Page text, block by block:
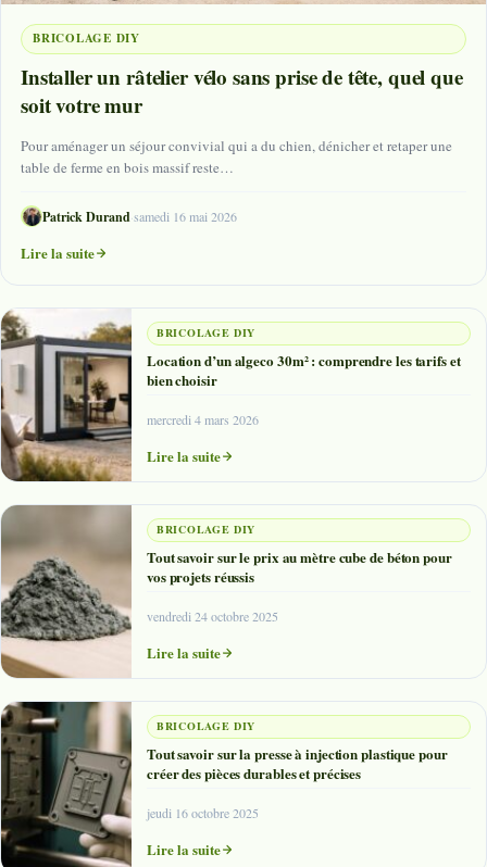
BRICOLAGE DIY
Installer un râtelier vélo sans prise de tête, quel que
soit votre mur
Pour aménager un séjour convivial qui a du chien, dénicher et retaper une
table de ferme en bois massif reste…
Patrick Durand·samedi 16 mai 2026
Lire la suite
BRICOLAGE DIY
Location d’un algeco 30m² : comprendre les tarifs et
bien choisir
mercredi 4 mars 2026
Lire la suite
BRICOLAGE DIY
Tout savoir sur le prix au mètre cube de béton pour
vos projets réussis
vendredi 24 octobre 2025
Lire la suite
BRICOLAGE DIY
Tout savoir sur la presse à injection plastique pour
créer des pièces durables et précises
jeudi 16 octobre 2025
Lire la suite